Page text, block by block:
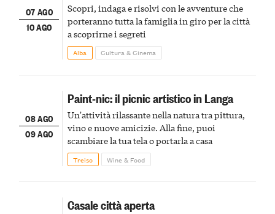
07 AGO
10 AGO
Scopri, indaga e risolvi con le avventure che
porteranno tutta la famiglia in giro per la città
a scoprirne i segreti
Alba Cultura & Cinema
08 AGO
09 AGO
Paint-nic: il picnic artistico in Langa
Un'attività rilassante nella natura tra pittura,
vino e nuove amicizie. Alla fine, puoi
scambiare la tua tela o portarla a casa
Treiso Wine & Food
Casale città aperta